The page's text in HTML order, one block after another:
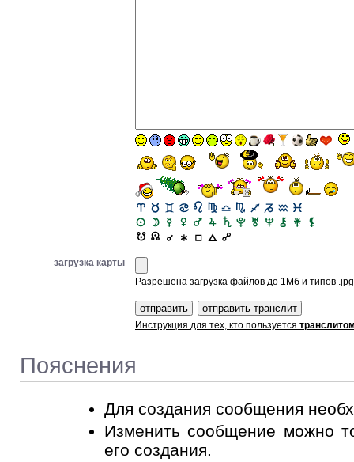
загрузка карты
Разрешена загрузка файлов до 1Мб и типов
Инструкция для тех, кто пользуется
Пояснения
Для создания сообщения
Изменить сообщение можно
его создания.